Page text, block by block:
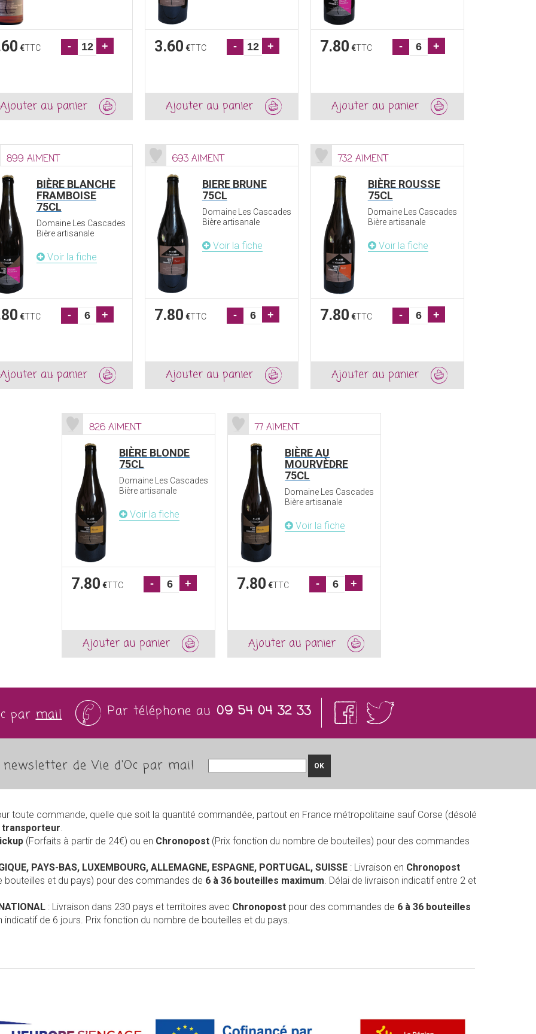
€TTC - +
Ajouter au panier
3.60 €TTC - +
Ajouter au panier
7.80 €TTC - +
Ajouter au panier
899 AIMENT
BIÈRE BLANCHE
FRAMBOISE
75CL
Domaine Les Cascades
Bière artisanale
Voir la fiche
€TTC - +
Ajouter au panier
693 AIMENT
BIERE BRUNE
75CL
Domaine Les Cascades
Bière artisanale
Voir la fiche
7.80 €TTC - +
Ajouter au panier
732 AIMENT
BIÈRE ROUSSE
75CL
Domaine Les Cascades
Bière artisanale
Voir la fiche
7.80 €TTC - +
Ajouter au panier
826 AIMENT
BIÈRE BLONDE
75CL
Domaine Les Cascades
Bière artisanale
Voir la fiche
7.80 €TTC - +
Ajouter au panier
77 AIMENT
BIÈRE AU
MOURVÈDRE
75CL
Domaine Les Cascades
Bière artisanale
Voir la fiche
7.80 €TTC - +
Ajouter au panier
parmail Par téléphone au 09 54 04 32 33
de Vie d'Oc par mail OK
toute commande, quelle que soit la quantité commandée, partout en France métropolitaine sauf Corse (désolé
transporteur
(Forfaits à partir de 24€) ou en Chronopost (Prix fonction du nombre de bouteilles) pour des commandes
PAYS-BAS, LUXEMBOURG, ALLEMAGNE, ESPAGNE, PORTUGAL, SUISSE : Livraison en Chronopost
bouteilles et du pays) pour des commandes de 6 à 36 bouteilles maximum . Délai de livraison indicatif entre 2 et
: Livraison dans 230 pays et territoires avec Chronopost pour des commandes de 6 à 36 bouteilles
indicatif de 6 jours. Prix fonction du nombre de bouteilles et du pays.